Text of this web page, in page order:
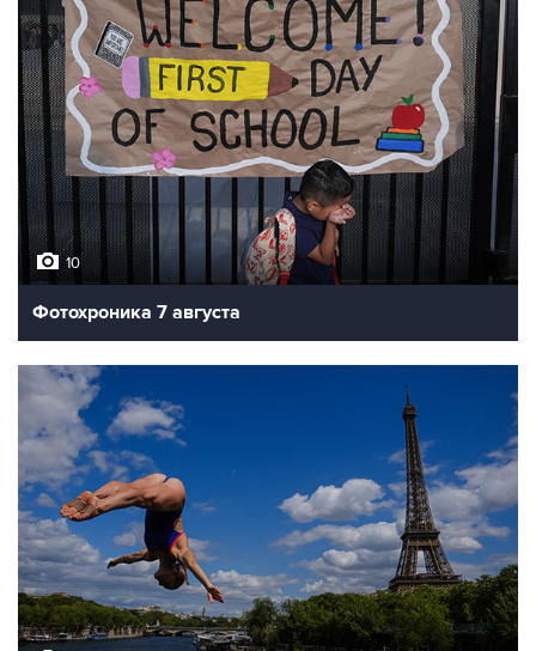
10
Фотохроника 7 августа